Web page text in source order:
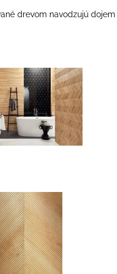
drevom navodzujú